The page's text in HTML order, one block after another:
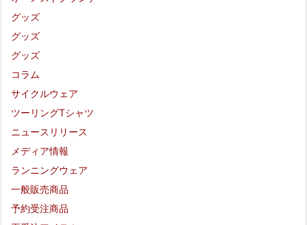
グッズ
グッズ
グッズ
コラム
サイクルウェア
ツーリングTシャツ
ニュースリリース
メディア情報
ランニングウェア
一般販売商品
予約受注商品